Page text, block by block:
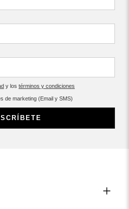
y los términos y condiciones
de marketing (Email y SMS)